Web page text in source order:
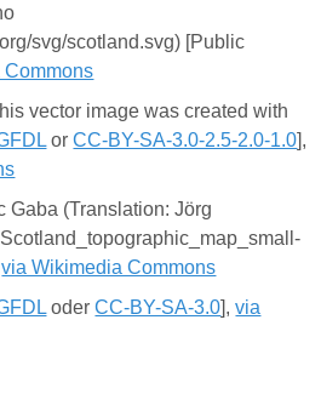
svg/scotland.svg) [Public
vector image was created with
orCC-BY-SA-3.0-2.5-2.0-1.0],
Gaba (Translation: Jörg
via Wikimedia Commons
oderCC-BY-SA-3.0],via